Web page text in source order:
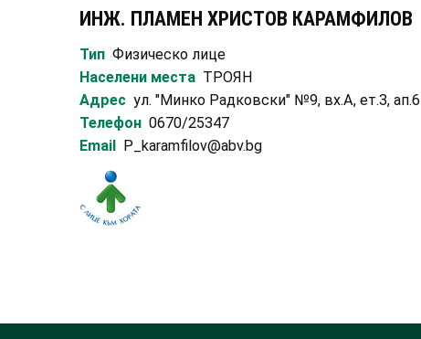
ИНЖ. ПЛАМЕН ХРИСТОВ КАРАМФИЛОВ
Тип Физическо лице
Населени места ТРОЯН
Адрес ул. "Минко Радковски" №9, вх.А, ет.3, ап.6
Телефон 0670/25347
Email P_karamfilov@abv.bg